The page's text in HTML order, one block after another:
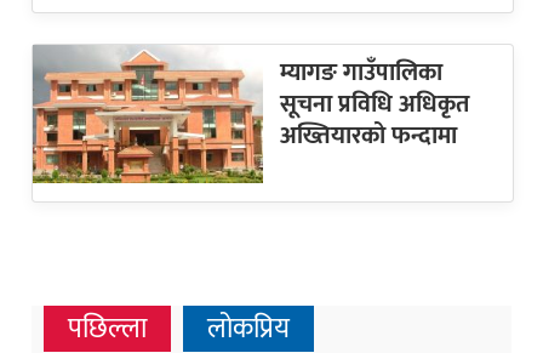
म्यागङ गाउँपालिका
सूचना प्रविधि अधिकृत
अख्तियारको फन्दामा
पछिल्ला लोकप्रिय